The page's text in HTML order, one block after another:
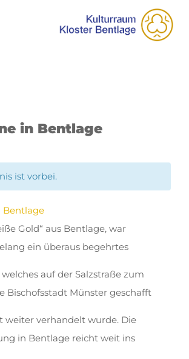
in Bentlage
ist vorbei.
Bentlage
Gold“ aus Bentlage, war
ein überaus begehrtes
auf der Salzstraße zum
Bischofsstadt Münster geschafft
weiter verhandelt wurde. Die
in Bentlage reicht weit ins